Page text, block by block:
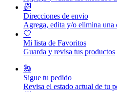
Direcciones de envio
Agrega, edita y/o elimina una
Mi lista de Favoritos
Guarda y revisa tus productos
Sigue tu pedido
Revisa el estado actual de tu